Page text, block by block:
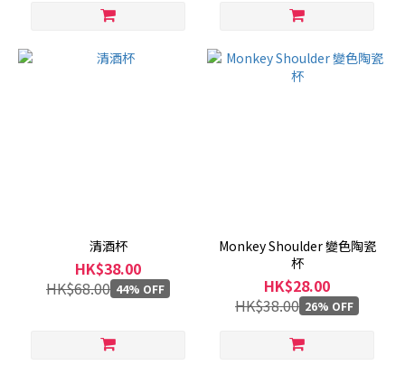
清酒杯
HK$38.00
HK$68.00 44% OFF
Monkey Shoulder 變色陶瓷
杯
HK$28.00
HK$38.00 26% OFF